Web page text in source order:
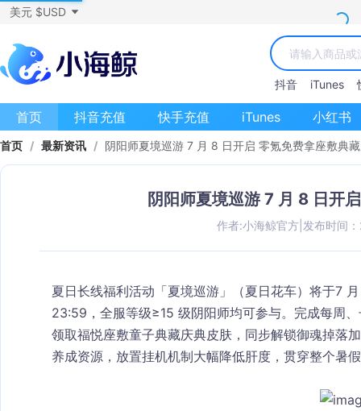
美元 $USD
抖音 iTunes
首页 抖音充值 快手充值 iTunes 小红书
首页 / 最新资讯 / 阴阳师夏境巡游 7 月 8 日开启 零氪免费拿座敷典
阴阳师夏境巡游 7 月 8 日开
作者:小海鲸官方 发布时间
夏日长线福利活动「夏境巡游」（夏日花车）将于7
23:59 ，全服等级≥15 级阴阳师均可参与。完成每周
领取福悦座敷童子典藏庆典皮肤，同步解锁御魂掉落
养成资源，放置挂机机制大幅降低肝度，贯穿整个暑